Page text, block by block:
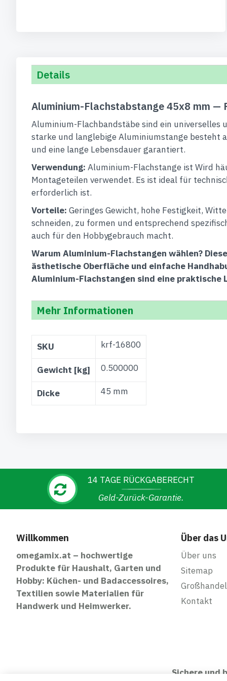
Details
Aluminium-Flachstabstange 45x8 mm —
Aluminium-Flachbandstäbe sind ein universelles
starke und langlebige Aluminiumstange besteht
und eine lange Lebensdauer garantiert.
Verwendung: Aluminium-Flachstange ist Wird
Montageteilen verwendet. Es ist ideal für
erforderlich ist.
Vorteile: Geringes Gewicht, hohe Festigkeit,
schneiden, zu formen und entsprechend
auch für den Hobbygebrauch macht.
Warum Aluminium-Flachstangen wählen?
ästhetische Oberfläche und einfache
Aluminium-Flachstangen sind eine
Mehr Informationen
Informationen
SKU krf-16800
Gewicht [kg] 0.500000
Dicke 45 mm
14 TAGE RÜCKGABERECHT
Geld-Zurück-Garantie.
Willkommen
omegamix.at – hochwertige
Produkte für Haushalt, Garten und
Hobby: Küchen- und Badaccessoires,
Textilien sowie Materialien für
Handwerk und Heimwerker.
Über das
Über uns
Sitemap
Kontakt
Sichere und